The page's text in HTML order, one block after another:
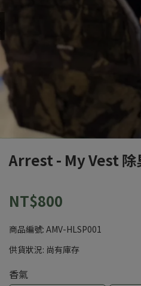
Arrest - My Vest 除
NT$800
商品編號: AMV-HLSP001
供貨狀況: 尚有庫存
香氣